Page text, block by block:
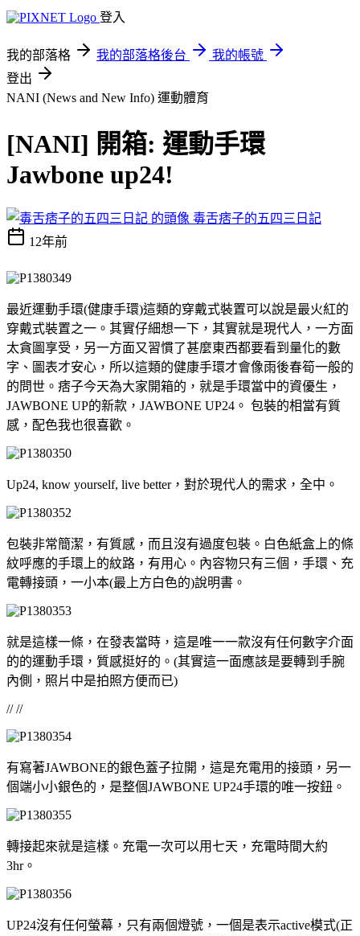
登入
我的部落格 我的部落格後台
我的帳號
登出
NANI (News and New Info) 運動體育
[NANI] 開箱: 運動手環
Jawbone up24!
毒舌痞子的五四三日記
12年前
最近運動手環(健康手環)這類的穿戴式裝置可以說是最火紅的
穿戴式裝置之一。其實仔細想一下，其實就是現代人，一方面
太貪圖享受，另一方面又習慣了甚麼東西都要看到量化的數
字、圖表才安心，所以這類的健康手環才會像雨後春筍一般的
的問世。痞子今天為大家開箱的，就是手環當中的資優生，
JAWBONE UP的新款，JAWBONE UP24。 包裝的相當有質
感，配色我也很喜歡。
Up24, know yourself, live better，對於現代人的需求，全中。
包裝非常簡潔，有質感，而且沒有過度包裝。白色紙盒上的條
紋呼應的手環上的紋路，有用心。內容物只有三個，手環、充
電轉接頭，一小本(最上方白色的)說明書。
就是這樣一條，在發表當時，這是唯一一款沒有任何數字介面
的的運動手環，質感挺好的。(其實這一面應該是要轉到手腕
內側，照片中是拍照方便而已)
// //
有寫著JAWBONE的銀色蓋子拉開，這是充電用的接頭，另一
個端小小銀色的，是整個JAWBONE UP24手環的唯一按鈕。
轉接起來就是這樣。充電一次可以用七天，充電時間大約
3hr。
UP24沒有任何螢幕，只有兩個燈號，一個是表示active模式(正